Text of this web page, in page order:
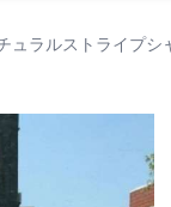
ュラルストライプシ